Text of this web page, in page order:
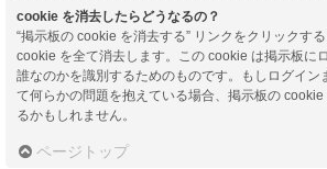
cookie を消去したらどうなるの？
“掲示板の cookie を消去する” リンクをクリックす
cookie を全て消去します。この cookie は掲示板に
誰なのかを識別するためのものです。もしログイン
て何らかの問題を抱えている場合、掲示板の
るかもしれません。
ページトップ